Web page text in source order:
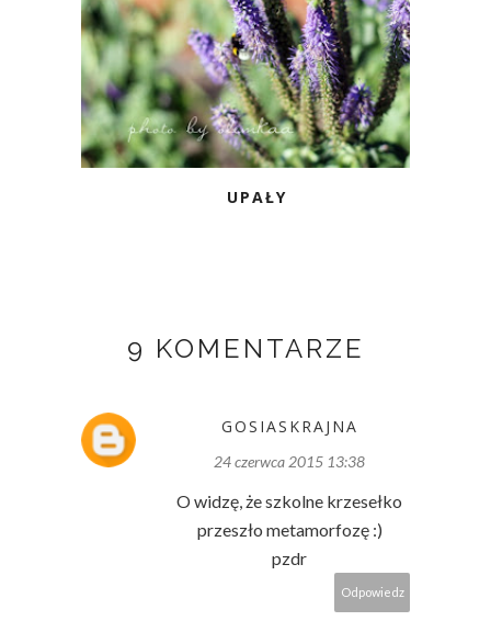
UPAŁY
9 KOMENTARZE
GOSIASKRAJNA
24 czerwca 2015 13:38
O widzę, że szkolne krzesełko
przeszło metamorfozę :)
pzdr
Odpowiedz